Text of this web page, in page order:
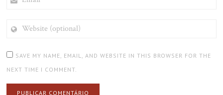
(OPTIONAL)
SAVE MY NAME, EMAIL, AND WEBSITE IN THIS BROWSER FOR THE
NEXT TIME I COMMENT.